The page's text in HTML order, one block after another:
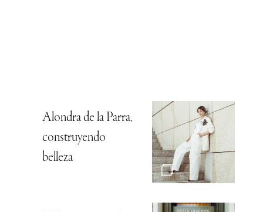
Alondra de la Parra,
construyendo
belleza